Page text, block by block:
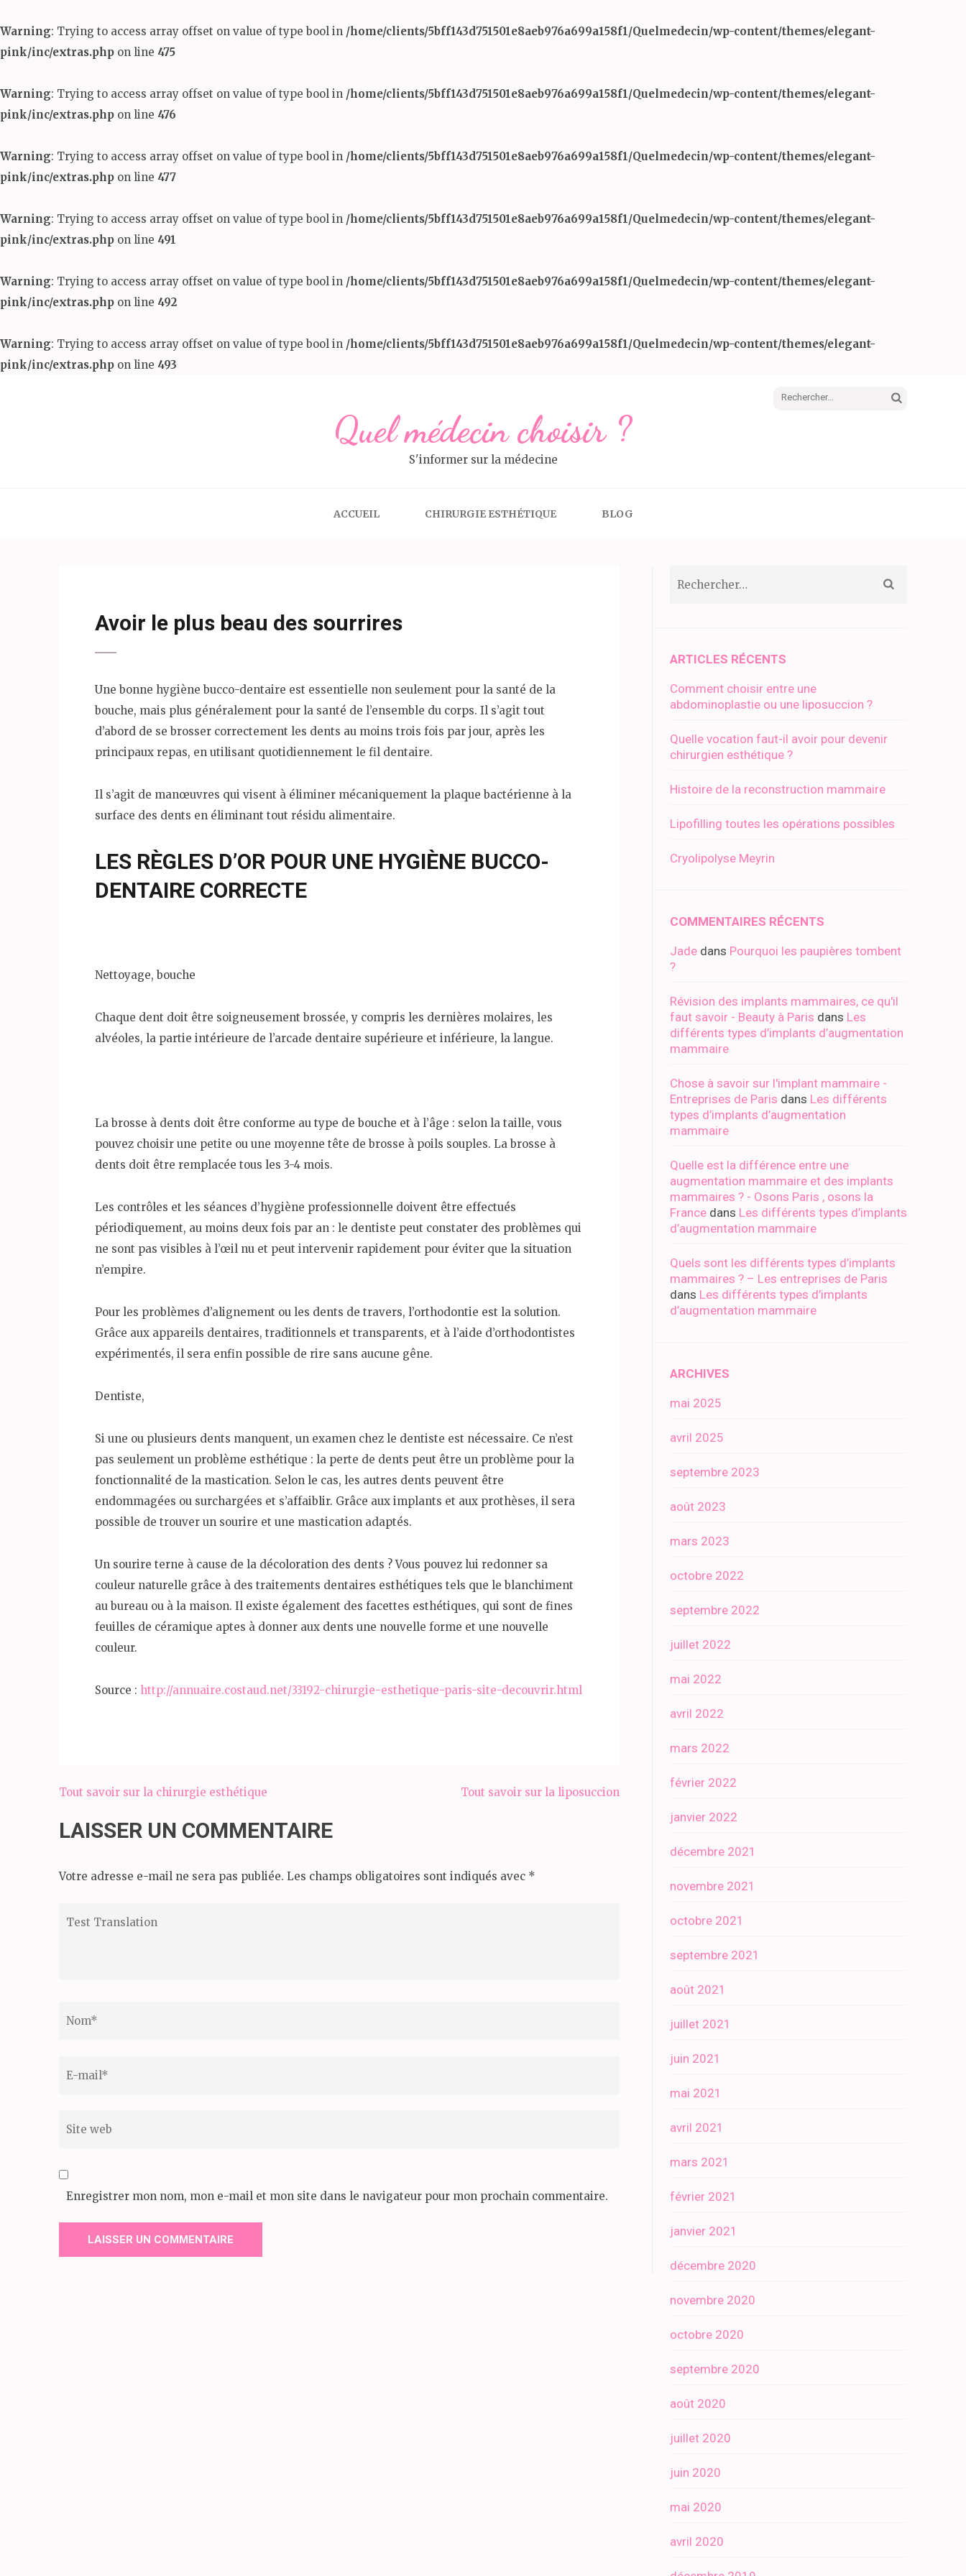
Warning: Trying to access array offset on value of type bool in /home/clients/5bff143d751501e8aeb976a699a158f1/Quelmedecin/wp-content/themes/elegant-
pink/inc/extras.php on line 475
Warning: Trying to access array offset on value of type bool in /home/clients/5bff143d751501e8aeb976a699a158f1/Quelmedecin/wp-content/themes/elegant-
pink/inc/extras.php on line 476
Warning: Trying to access array offset on value of type bool in /home/clients/5bff143d751501e8aeb976a699a158f1/Quelmedecin/wp-content/themes/elegant-
pink/inc/extras.php on line 477
Warning: Trying to access array offset on value of type bool in /home/clients/5bff143d751501e8aeb976a699a158f1/Quelmedecin/wp-content/themes/elegant-
pink/inc/extras.php on line 491
Warning: Trying to access array offset on value of type bool in /home/clients/5bff143d751501e8aeb976a699a158f1/Quelmedecin/wp-content/themes/elegant-
pink/inc/extras.php on line 492
Warning: Trying to access array offset on value of type bool in /home/clients/5bff143d751501e8aeb976a699a158f1/Quelmedecin/wp-content/themes/elegant-
pink/inc/extras.php on line 493
Rechercher :
Quel médecin choisir ?
S'informer sur la médecine
ACCUEIL CHIRURGIE ESTHÉTIQUE BLOG
Avoir le plus beau des sourrires
Une bonne hygiène bucco-dentaire est essentielle non seulement pour la santé de la
bouche, mais plus généralement pour la santé de l’ensemble du corps. Il s’agit tout
d’abord de se brosser correctement les dents au moins trois fois par jour, après les
principaux repas, en utilisant quotidiennement le fil dentaire.
Il s’agit de manœuvres qui visent à éliminer mécaniquement la plaque bactérienne à la
surface des dents en éliminant tout résidu alimentaire.
LES RÈGLES D’OR POUR UNE HYGIÈNE BUCCO-
DENTAIRE CORRECTE
Nettoyage, bouche
Chaque dent doit être soigneusement brossée, y compris les dernières molaires, les
alvéoles, la partie intérieure de l’arcade dentaire supérieure et inférieure, la langue.
La brosse à dents doit être conforme au type de bouche et à l’âge : selon la taille, vous
pouvez choisir une petite ou une moyenne tête de brosse à poils souples. La brosse à
dents doit être remplacée tous les 3-4 mois.
Les contrôles et les séances d’hygiène professionnelle doivent être effectués
périodiquement, au moins deux fois par an : le dentiste peut constater des problèmes qui
ne sont pas visibles à l’œil nu et peut intervenir rapidement pour éviter que la situation
n’empire.
Pour les problèmes d’alignement ou les dents de travers, l’orthodontie est la solution.
Grâce aux appareils dentaires, traditionnels et transparents, et à l’aide d’orthodontistes
expérimentés, il sera enfin possible de rire sans aucune gêne.
Dentiste,
Si une ou plusieurs dents manquent, un examen chez le dentiste est nécessaire. Ce n’est
pas seulement un problème esthétique : la perte de dents peut être un problème pour la
fonctionnalité de la mastication. Selon le cas, les autres dents peuvent être
endommagées ou surchargées et s’affaiblir. Grâce aux implants et aux prothèses, il sera
possible de trouver un sourire et une mastication adaptés.
Un sourire terne à cause de la décoloration des dents ? Vous pouvez lui redonner sa
couleur naturelle grâce à des traitements dentaires esthétiques tels que le blanchiment
au bureau ou à la maison. Il existe également des facettes esthétiques, qui sont de fines
feuilles de céramique aptes à donner aux dents une nouvelle forme et une nouvelle
couleur.
Source : http://annuaire.costaud.net/33192-chirurgie-esthetique-paris-site-decouvrir.html
de
Tout savoir sur la chirurgie esthétique Tout savoir sur la liposuccion
LAISSER UN COMMENTAIRE
Votre adresse e-mail ne sera pas publiée. Les champs obligatoires sont indiqués avec *
*
Site
Enregistrer mon nom, mon e-mail et mon site dans le navigateur pour mon prochain commentaire.
Rechercher :
ARTICLES RÉCENTS
Comment choisir entre une
abdominoplastie ou une liposuccion ?
Quelle vocation faut-il avoir pour devenir
chirurgien esthétique ?
Histoire de la reconstruction mammaire
Lipofilling toutes les opérations possibles
Cryolipolyse Meyrin
COMMENTAIRES RÉCENTS
Jade dans Pourquoi les paupières tombent
?
Révision des implants mammaires, ce qu'il
faut savoir - Beauty à Paris dans Les
différents types d’implants d’augmentation
mammaire
Chose à savoir sur l'implant mammaire -
Entreprises de Paris dans Les différents
types d’implants d’augmentation
mammaire
Quelle est la différence entre une
augmentation mammaire et des implants
mammaires ? - Osons Paris , osons la
France dans Les différents types d’implants
d’augmentation mammaire
Quels sont les différents types d’implants
mammaires ? – Les entreprises de Paris
dans Les différents types d’implants
d’augmentation mammaire
ARCHIVES
mai 2025
avril 2025
septembre 2023
août 2023
mars 2023
octobre 2022
septembre 2022
juillet 2022
mai 2022
avril 2022
mars 2022
février 2022
janvier 2022
décembre 2021
novembre 2021
octobre 2021
septembre 2021
août 2021
juillet 2021
juin 2021
mai 2021
avril 2021
mars 2021
février 2021
janvier 2021
décembre 2020
novembre 2020
octobre 2020
septembre 2020
août 2020
juillet 2020
juin 2020
mai 2020
avril 2020